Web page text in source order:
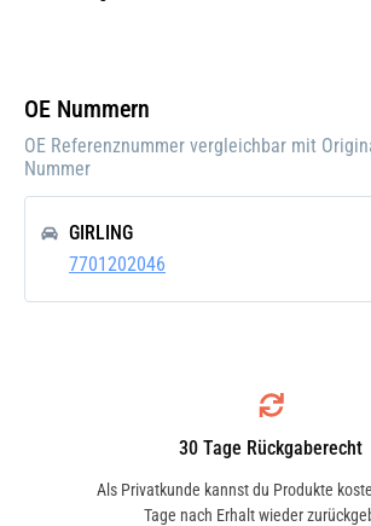
Pfand:
OE Nummern
OE Referenznummer vergleichbar mit
Nummer
GIRLING
7701202046
30 Tage Rückgaberecht
Als Privatkunde kannst du Produkte
Tage nach Erhalt wieder